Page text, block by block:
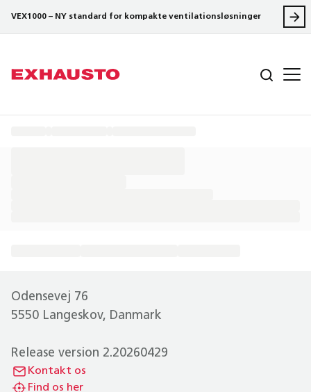
VEX1000 – NY standard for kompakte ventilationsløsninger
Odensevej 76
5550 Langeskov, Danmark
Release version 2.20260429
Kontakt os
Find os her